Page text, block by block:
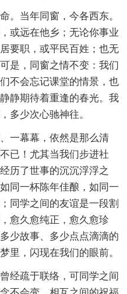
。当年同窗，今各西东。
或远在他乡；无论你事业
要职，或平民百姓；也无
是，同窗之情不变：我们
不会忘记课堂的情景，也
静期待着重逢的春光。我
多少次心驰神往。
一幕幕，依然是那么清
已！尤其当我们步进社
历了世事的沉沉浮浮之
同一杯陈年佳酿，如同一
同学之间的友谊是一段割
愈久愈纯正，愈久愈珍
少故事、多少点点滴滴的
里，闪现在我们的眼前。
经疏于联络，可同学之间